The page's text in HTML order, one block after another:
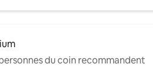
du coin recommandent